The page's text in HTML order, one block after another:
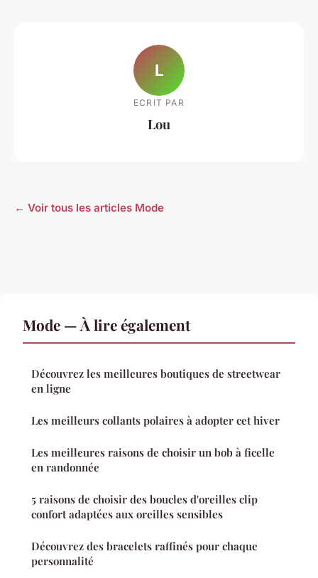
L
ECRIT PAR
Lou
← Voir tous les articles Mode
Mode — À lire également
Découvrez les meilleures boutiques de streetwear
en ligne
Les meilleurs collants polaires à adopter cet hiver
Les meilleures raisons de choisir un bob à ficelle
en randonnée
5 raisons de choisir des boucles d'oreilles clip
confort adaptées aux oreilles sensibles
Découvrez des bracelets raffinés pour chaque
personnalité